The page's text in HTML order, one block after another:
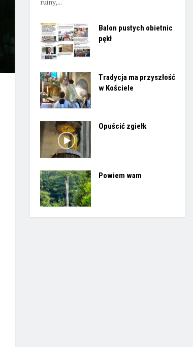
Balon pustych obietnic
pękł
Tradycja ma przyszłość
w Kościele
Opuścić zgiełk
Powiem wam